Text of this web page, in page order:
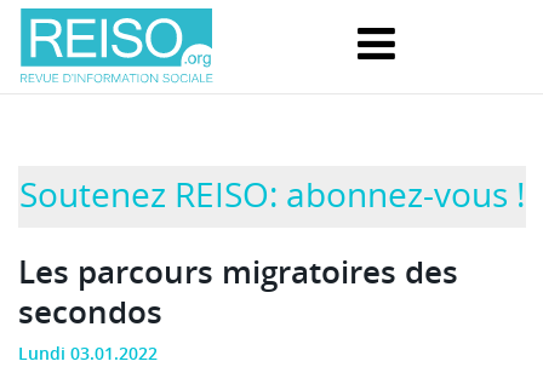
Soutenez REISO: abonnez-vous !
Les parcours migratoires des
secondos
Lundi 03.01.2022